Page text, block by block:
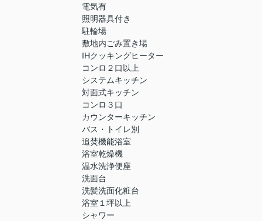
電気有
照明器具付き
駐輪場
敷地内ごみ置き場
IHクッキングヒーター
コンロ２口以上
システムキッチン
対面式キッチン
コンロ３口
カウンターキッチン
バス・トイレ別
追焚機能浴室
浴室乾燥機
温水洗浄便座
洗面台
洗髪洗面化粧台
浴室１坪以上
シャワー